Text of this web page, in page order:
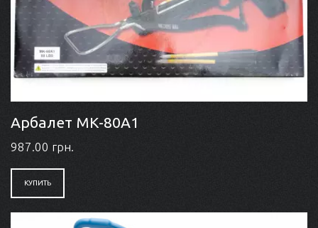
Арбалет МК-80A1
987.00 грн.
КУПИТЬ